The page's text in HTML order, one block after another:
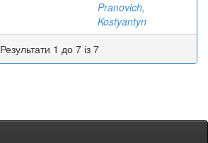
Pranovich,
Kostyantyn
Результати 1 до 7 із 7